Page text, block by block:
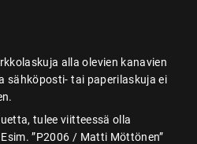
alla olevien kanavien
sähköposti- tai paperilaskuja ei
tulee viitteessä olla
”P2006 / Matti Möttönen”